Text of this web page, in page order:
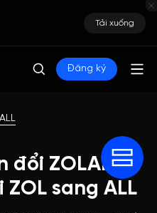
Tải xuống
Đăng ký
đổi ZOLANA
ZOL sang ALL